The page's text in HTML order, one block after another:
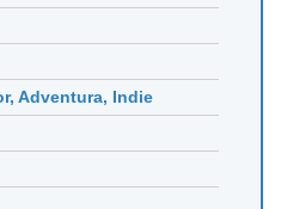
Adventura, Indie